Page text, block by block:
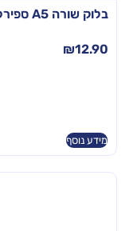
בלוק שורה A5 ספירלה
₪12.90
מידע נוסף